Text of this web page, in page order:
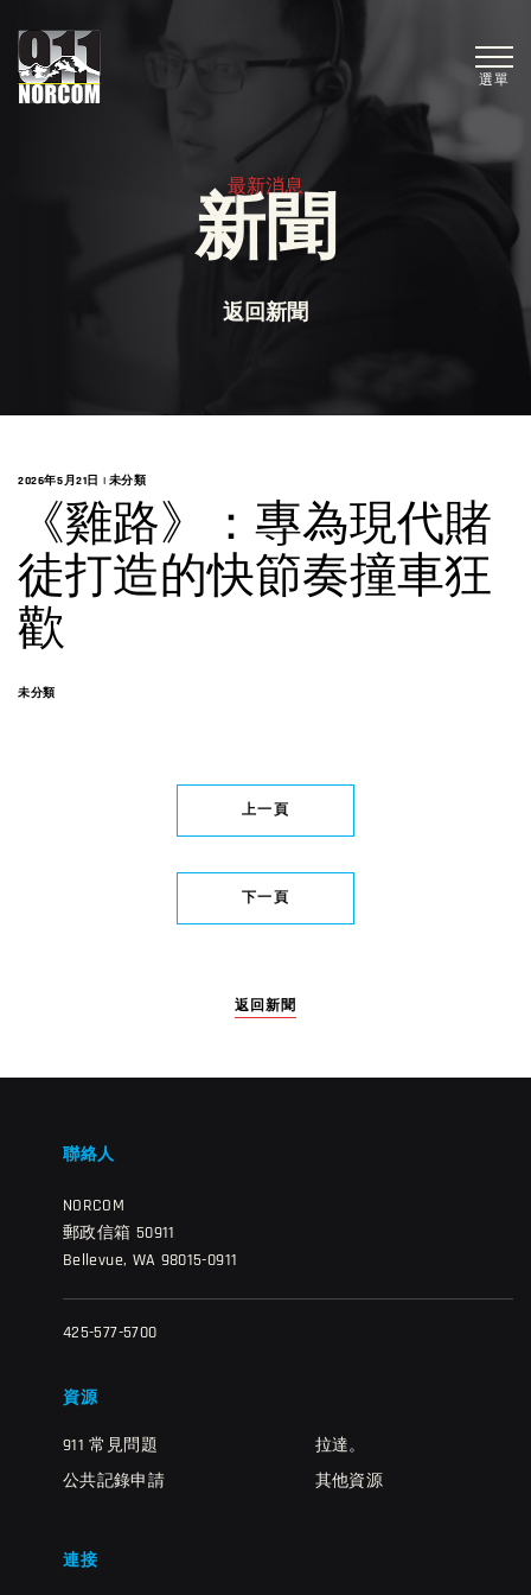
選單
最新消息
新聞
返回新聞
2026年5月21日 | 未分類
《雞路》：專為現代賭
徒打造的快節奏撞車狂
歡
未分類
上一頁
下一頁
返回新聞
聯絡人
NORCOM
郵政信箱 50911
Bellevue, WA 98015-0911
425-577-5700
資源
911 常見問題
公共記錄申請
拉達。
其他資源
連接